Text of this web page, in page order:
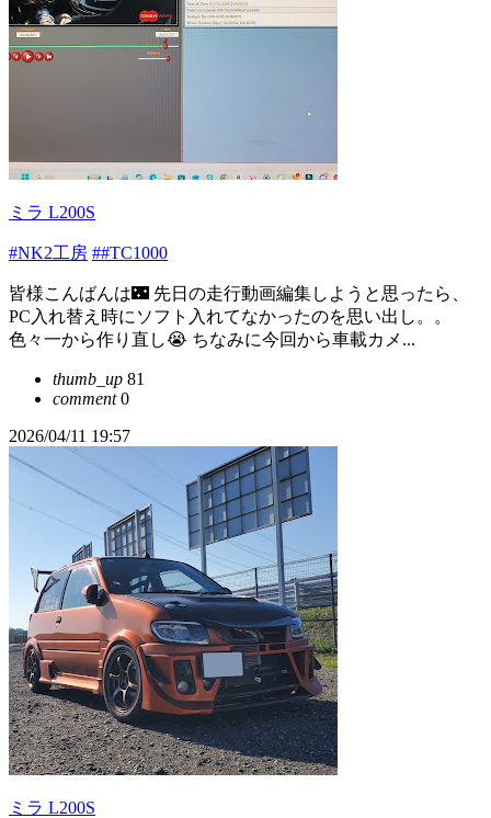
ミラ L200S
#NK2工房 ##TC1000
皆様こんばんは🌃 先日の走行動画編集しようと思ったら、
PC入れ替え時にソフト入れてなかったのを思い出し。。
色々一から作り直し😭 ちなみに今回から車載カメ...
thumb_up 81
comment0
2026/04/11 19:57
ミラ L200S